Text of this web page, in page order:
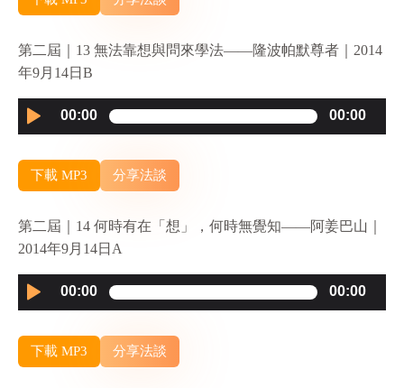
第二屆｜13 無法靠想與問來學法——隆波帕默尊者｜2014
年9月14日B
Audio
Player
00:00 00:00
下載 MP3 分享法談
第二屆｜14 何時有在「想」，何時無覺知——阿姜巴山｜
2014年9月14日A
Audio
Player
00:00 00:00
下載 MP3 分享法談